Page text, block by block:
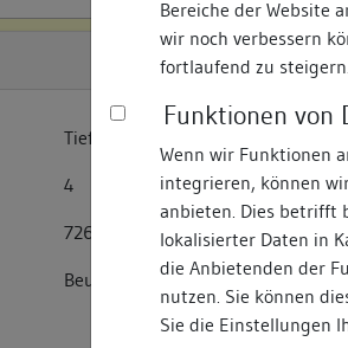
Bereiche der Website
wir noch verbessern
fortlaufend zu steigern.
Funktionen von
Wenn wir Funktionen
integrieren, können
anbieten. Dies betrifft
lokalisierter Daten in
die Anbietenden der
nutzen. Sie können
Sie die Einstellungen
Tiefenbachstraße
4
72660
Beuren